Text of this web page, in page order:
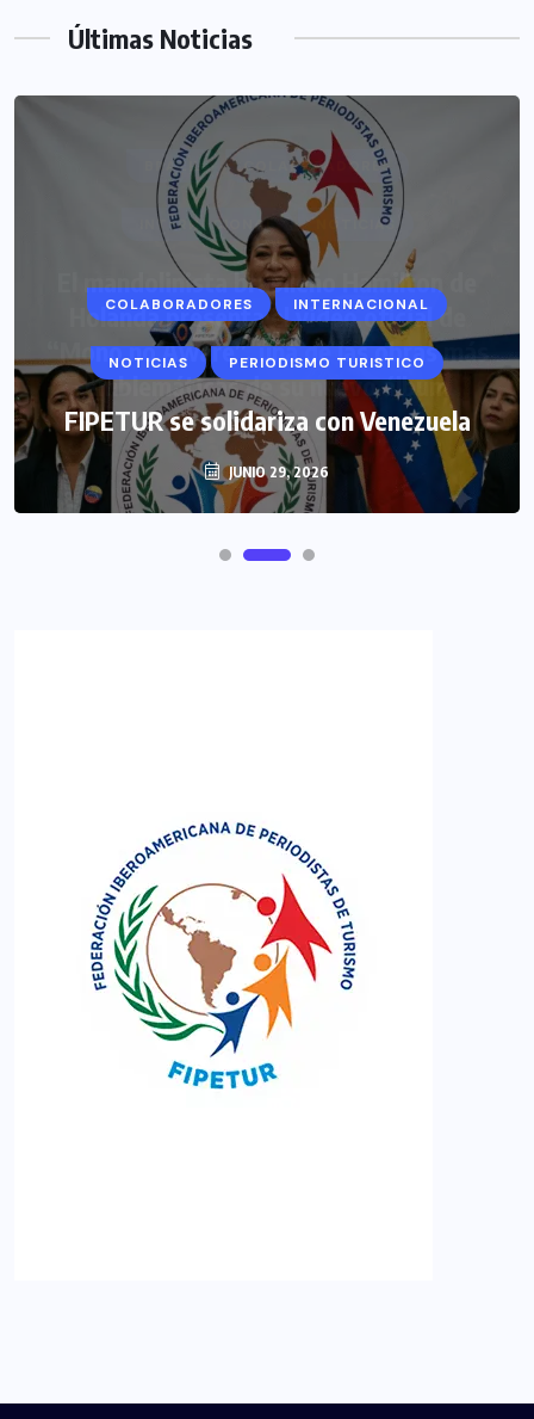
Últimas Noticias
COLABORADORES INTERNACIONAL
NOTICIAS PERIODISMO TURISTICO
FIPETUR se solidariza con Venezuela
JUNIO 29, 2026